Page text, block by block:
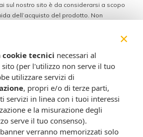
sul nostro sito è da considerarsi a scopo
dell’acquisto del prodotto. Non
consiglio del medico, specialmente in caso
dalle varie aziende produttrici come
dimensioni, contenuto, informazioni) e
cambio degli ingredienti e valori
Shop dichiara di non assumere
caso di schede prodotto ed immagini non
e presenza di errori o omissioni. Inoltre
in caso di qualsiasi problema
informazioni riportate sul sito
×
cookie tecnici necessari al
(per l'utilizzo non serve il tuo
utilizzare servizi di
, propri e/o di terze parti,
servizi in linea con i tuoi interessi
e la misurazione degli
serve il tuo consenso).
verranno memorizzati solo